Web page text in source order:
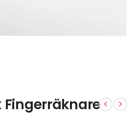
Fingerräknare